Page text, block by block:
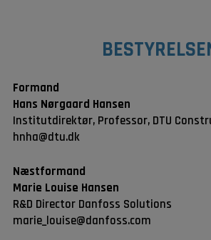
Formand
Hans Nørgaard Hansen
Institutdirektør, Professor, DTU
hnha@dtu.dk
Næstformand
Marie Louise Hansen
R&D Director Danfoss Solutions
marie_louise@danfoss.com